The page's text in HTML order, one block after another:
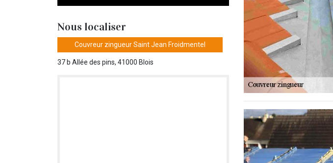
Nous localiser
Couvreur zingueur Saint Jean Froidmentel
37 b Allée des pins, 41000 Blois